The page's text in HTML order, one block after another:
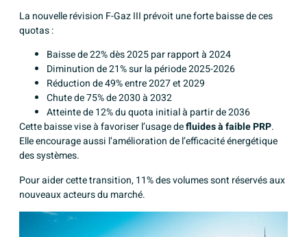
La nouvelle révision F-Gaz III prévoit une forte baisse de ces
quotas :
Baisse de 22% dès 2025 par rapport à 2024
Diminution de 21% sur la période 2025-2026
Réduction de 49% entre 2027 et 2029
Chute de 75% de 2030 à 2032
Atteinte de 12% du quota initial à partir de 2036
Cette baisse vise à favoriser l’usage defluides à faible PRP.
Elle encourage aussi l’amélioration de l’efficacité énergétique
des systèmes.
Pour aider cette transition, 11% des volumes sont réservés aux
nouveaux acteurs du marché.